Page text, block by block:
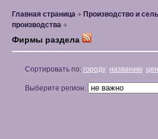
Главная страница Производство и
производства
Фирмы раздела
Сортировать по: городу названию
Выберите регион: